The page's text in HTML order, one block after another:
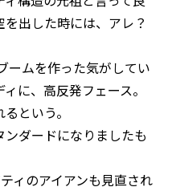
出した時には、アレ？
ームを作った気がしてい
に、高反発フェース。
という。
ダードになりましたも
ィのアイアンも見直され